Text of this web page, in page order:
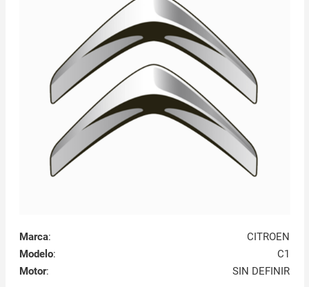
Marca:
CITROEN
Modelo:
C1
Motor: SIN DEFINIR